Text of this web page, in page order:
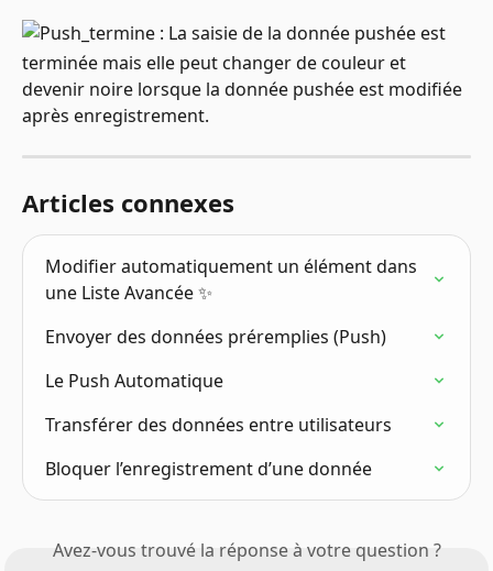
: La saisie de la donnée pushée est
terminée mais elle peut changer de couleur et
devenir noire lorsque la donnée pushée est modifiée
après enregistrement.
Articles connexes
Modifier automatiquement un élément dans
une Liste Avancée ✨
Envoyer des données préremplies (Push)
Le Push Automatique
Transférer des données entre utilisateurs
Bloquer l’enregistrement d’une donnée
Avez-vous trouvé la réponse à votre question ?